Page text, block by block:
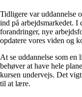
Tidligere var uddannelse
ind på arbejdsmarkedet. I
forandringer, nye
opdatere vores viden og
At se uddannelse som
behøver at have hele
kursen undervejs. Det
til at lære.